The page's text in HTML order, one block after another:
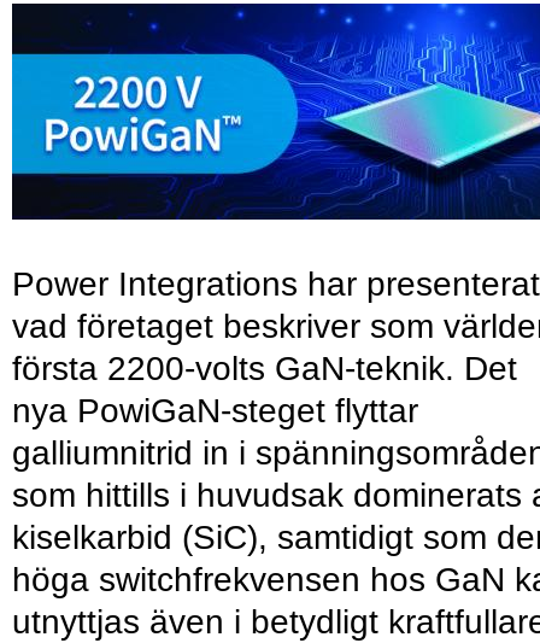
Power Integrations har presenterat
vad företaget beskriver som
första 2200-volts GaN-teknik. Det
nya PowiGaN-steget flyttar
galliumnitrid in i
som hittills i huvudsak dominerats
kiselkarbid (SiC), samtidigt som
höga switchfrekvensen hos GaN
utnyttjas även i betydligt